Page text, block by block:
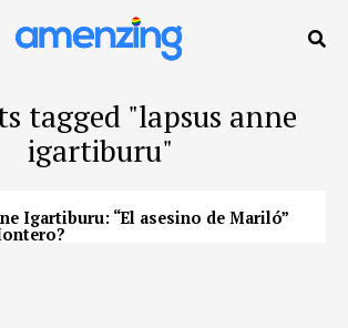
tagged "lapsus anne
igartiburu"
Igartiburu: “El asesino de Mariló”